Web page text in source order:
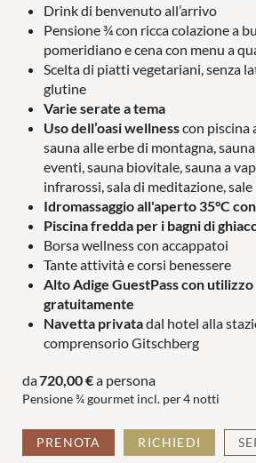
In famiglia
MONDO DI GIOCHI
PISCINE LAST MINUTE
FAMIGLIE
Drink di benvenuto all’arrivo
Pensione ¾ con ricca colazione a
pomeridiano e cena con menu a
Scelta di piatti vegetariani, senza
glutine
Varie serate a tema
Uso dell’oasi wellnesscon piscina
sauna alle erbe di montagna,
eventi, sauna biovitale, sauna a
infrarossi, sala di meditazione, sale
Idromassaggio all'aperto 35°C
Piscina fredda per i bagni di
Borsa wellness con accappatoi
Tante attività e corsi benessere
Alto Adige GuestPass con
gratuitamente
Navetta privatadal hotel alla
comprensorio Gitschberg
da720,00 €a persona
Pensione ¾ gourmet incl. per4 notti
PRENOTA RICHIEDI